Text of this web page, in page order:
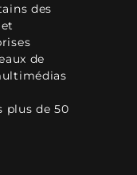
des
de
plus de 50